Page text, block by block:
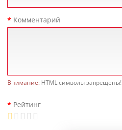
Комментарий
Внимание: HTML символы запрещены!
Рейтинг